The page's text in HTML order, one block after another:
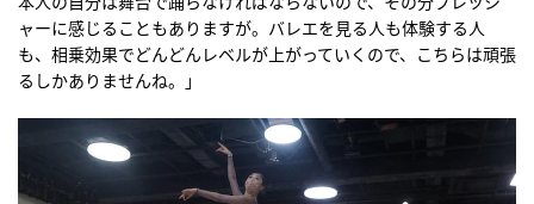
ャーに感じることもありますが。バレエを見る人も体験する人
も、相乗効果でどんどんレベルが上がっていくので、こちらは頑張
るしかありませんね。」